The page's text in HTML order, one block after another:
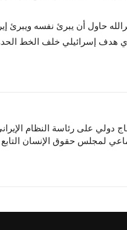
حاول أن يبرئ نفسه ويبرئ
هدف إسرائيلي خلف الخط
دولي على رئاسة النظام
لمجلس حقوق الإنسان التابع